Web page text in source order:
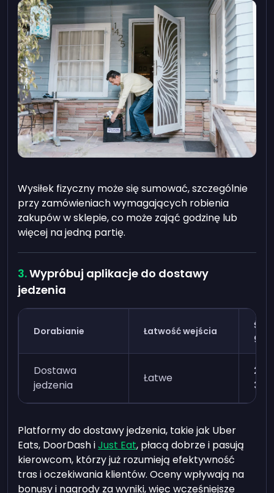
Wysiłek fizyczny może się sumować, szczególnie
przy zamówieniach wymagających robienia
zakupów w sklepie, co może zająć godzinę lub
więcej na jedną partię.
Wypróbuj aplikacje do dostawy
jedzenia
Dorabianie Łatwość wejścia
Dostawa
jedzenia
Łatwe
Platformy do dostawy jedzenia, takie jak Uber
Eats, DoorDash iJust Eat, płacą dobrze i pasują
kierowcom, którzy już rozumieją efektywność
tras i oczekiwania klientów. Oceny wpływają na
bonusy i nagrody za wyniki, więc wcześniejsze